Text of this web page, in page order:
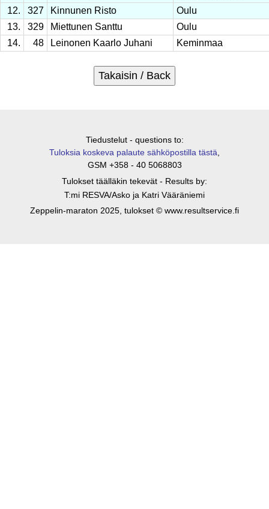
12.
327 Kinnunen Risto
Oulu
13.
329 Miettunen Santtu
Oulu
14.
48 Leinonen Kaarlo Juhani Keminmaa
Tiedustelut - questions to:
Tuloksia koskeva palaute sähköpostilla tästä
GSM +358 - 40 5068803
Tulokset täälläkin tekevät - Results by:
T:mi RESVA/Asko ja Katri Vääräniemi
Zeppelin-maraton 2025, tulokset © www.resultservice.fi